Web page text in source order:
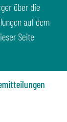
über die
auf dem
Seite